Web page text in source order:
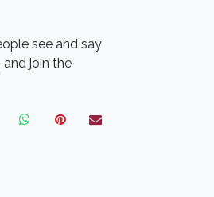
see and say
join the